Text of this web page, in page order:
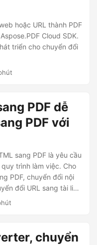
hoặc URL thành PDF
Cloud SDK.
triển cho chuyển đổi
PDF dễ
PDF với
sang PDF là yêu cầu
trình làm việc. Cho
PDF, chuyển đổi nội
đổi URL sang tài liệu
giải pháp liền mạch
chuyển